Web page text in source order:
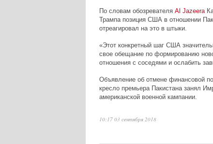
По словам обозревателя Al Jazeera
Трампа позиция США в отношении
отреагировал на это в штыки.
«Этот конкретный шаг США
свое обещание по формированию
отношения с соседями и ослабить
Объявление об отмене финансовой
кресло премьера Пакистана занял
американской военной кампании.
10:17 03 сентября 2018